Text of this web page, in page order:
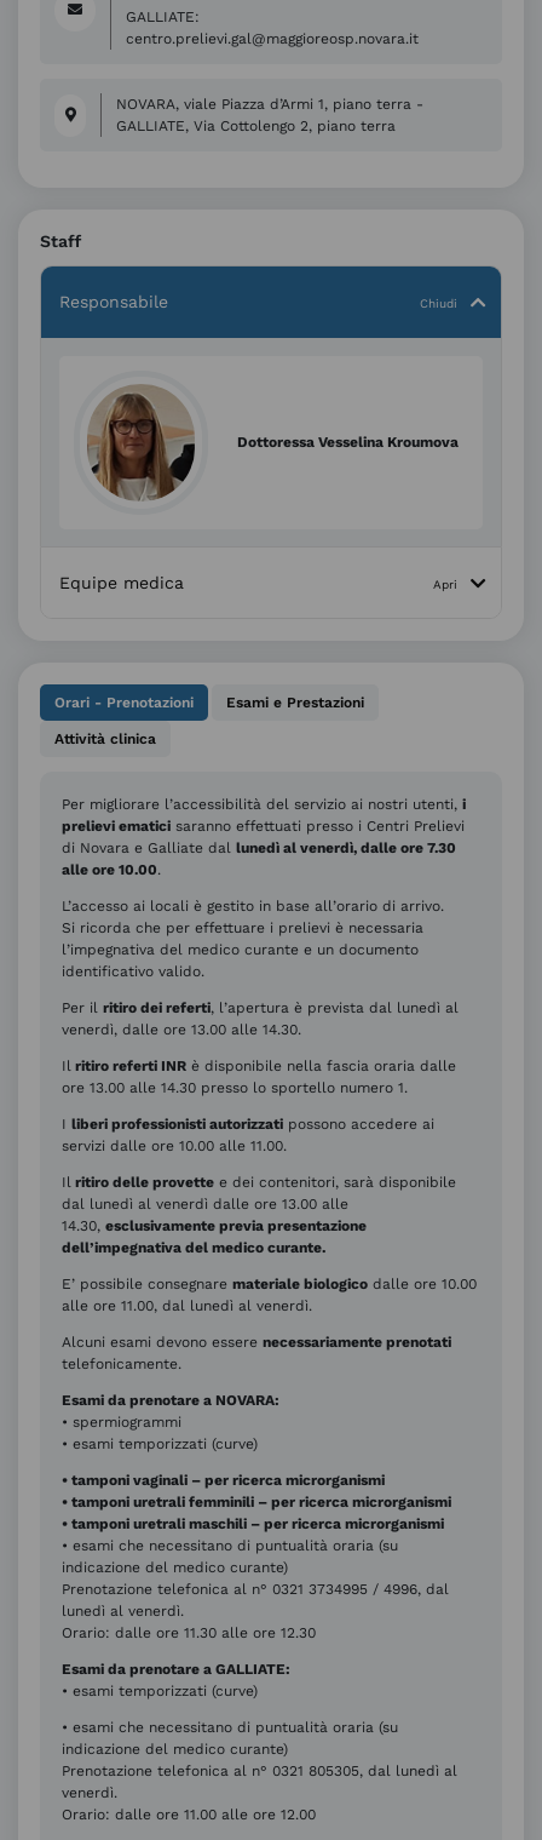
GALLIATE:
centro.prelievi.gal@maggioreosp.novara.it
NOVARA, viale Piazza d’Armi 1, piano terra -
GALLIATE, Via Cottolengo 2, piano terra
Staff
Responsabile
Dottoressa Vesselina Kroumova
Equipe medica
Orari - Prenotazioni Esami e Prestazioni
Attività clinica
Per migliorare l’accessibilità del servizio ai nostri utenti, i
prelievi ematici saranno effettuati presso i Centri Prelievi
di Novara e Galliate dal lunedì al venerdì, dalle ore 7.30
alle ore 10.00.
L’accesso ai locali è gestito in base all’orario di arrivo.
Si ricorda che per effettuare i prelievi è necessaria
l’impegnativa del medico curante e un documento
identificativo valido.
Per il ritiro dei referti, l’apertura è prevista dal lunedì al
venerdì, dalle ore 13.00 alle 14.30.
Il ritiro referti INR è disponibile nella fascia oraria dalle
ore 13.00 alle 14.30 presso lo sportello numero 1.
I liberi professionisti autorizzati possono accedere ai
servizi dalle ore 10.00 alle 11.00.
Il ritiro delle provette e dei contenitori, sarà disponibile
dal lunedì al venerdì dalle ore 13.00 alle
14.30, esclusivamente previa presentazione
dell’impegnativa del medico curante.
E’ possibile consegnare materiale biologico dalle ore 10.00
alle ore 11.00, dal lunedì al venerdì.
Alcuni esami devono essere necessariamente prenotati
telefonicamente.
Esami da prenotare a NOVARA:
• spermiogrammi
• esami temporizzati (curve)
• tamponi vaginali – per ricerca microrganismi
• tamponi uretrali femminili – per ricerca microrganismi
• tamponi uretrali maschili – per ricerca microrganismi
• esami che necessitano di puntualità oraria (su
indicazione del medico curante)
Prenotazione telefonica al n° 0321 3734995 / 4996, dal
lunedì al venerdì.
Orario: dalle ore 11.30 alle ore 12.30
Esami da prenotare a GALLIATE:
• esami temporizzati (curve)
• esami che necessitano di puntualità oraria (su
indicazione del medico curante)
Prenotazione telefonica al n° 0321 805305, dal lunedì al
venerdì.
Orario: dalle ore 11.00 alle ore 12.00